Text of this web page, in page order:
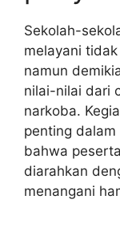
Sekolah-
melayani
namun
nilai-nilai dari
narkoba.
penting
bahwa
diarahkan
menangani